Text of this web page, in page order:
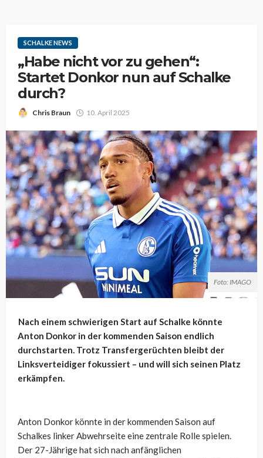
SCHALKE NEWS
„Habe nicht vor zu gehen“:
Startet Donkor nun auf Schalke
durch?
Chris Braun 10. April 2025
Foto: IMAGO
Nach einem schwierigen Start auf Schalke könnte
Anton Donkor in der kommenden Saison endlich
durchstarten. Trotz Transfergerüchten bleibt der
Linksverteidiger fokussiert – und will sich seinen Platz
erkämpfen.
Anton Donkor könnte in der kommenden Saison auf
Schalkes linker Abwehrseite eine zentrale Rolle spielen.
Der 27-Jährige hat sich nach anfänglichen